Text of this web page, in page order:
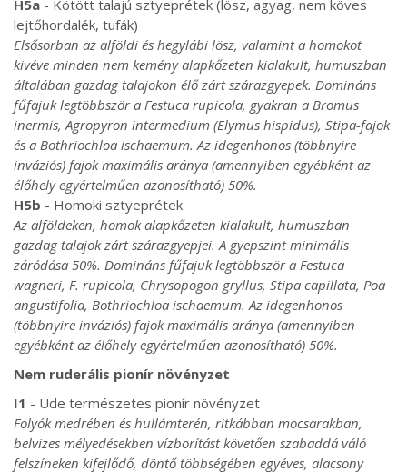
H5a - Kötött talajú sztyeprétek (lösz, agyag, nem köves
lejtőhordalék, tufák)
Elsősorban az alföldi és hegylábi lösz, valamint a homokot
kivéve minden nem kemény alapkőzeten kialakult, humuszban
általában gazdag talajokon élő zárt szárazgyepek. Domináns
fűfajuk legtöbbször a Festuca rupicola, gyakran a Bromus
inermis, Agropyron intermedium (Elymus hispidus), Stipa-fajok
és a Bothriochloa ischaemum. Az idegenhonos (többnyire
inváziós) fajok maximális aránya (amennyiben egyébként az
élőhely egyértelműen azonosítható) 50%.
H5b - Homoki sztyeprétek
Az alföldeken, homok alapkőzeten kialakult, humuszban
gazdag talajok zárt szárazgyepjei. A gyepszint minimális
záródása 50%. Domináns fűfajuk legtöbbször a Festuca
wagneri, F. rupicola, Chrysopogon gryllus, Stipa capillata, Poa
angustifolia, Bothriochloa ischaemum. Az idegenhonos
(többnyire inváziós) fajok maximális aránya (amennyiben
egyébként az élőhely egyértelműen azonosítható) 50%.
Nem ruderális pionír növényzet
I1 - Üde természetes pionír növényzet
Folyók medrében és hullámterén, ritkábban mocsarakban,
belvizes mélyedésekben vízborítást követően szabaddá váló
felszíneken kifejlődő, döntő többségében egyéves, alacsony